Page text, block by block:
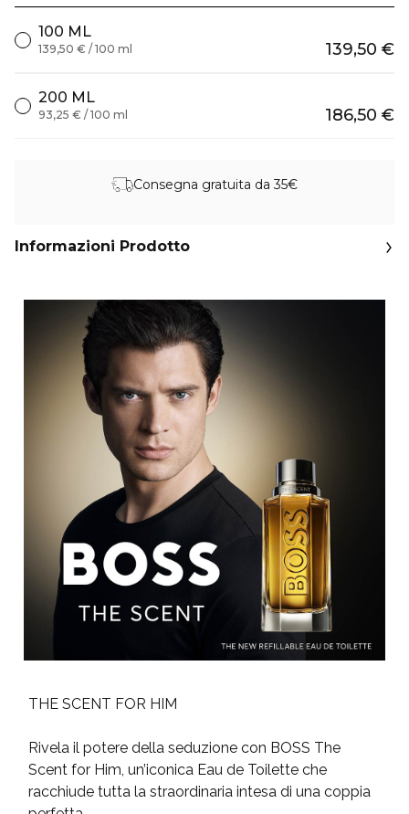
100 ML
139,50 €
139,50 € / 100 ml
200 ML
186,50 €
93,25 € / 100 ml
Consegna gratuita da 35€
Informazioni Prodotto
THE SCENT FOR HIM
Rivela il potere della seduzione con BOSS The
Scent for Him, un’iconica Eau de Toilette che
racchiude tutta la straordinaria intesa di una coppia